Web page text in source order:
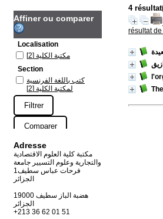
4
résultat
Affiner ou comparer
Localisation
مكتبة الكلية [2]
Section
كتب باللغة الفرنسية
لمكتبة الكلية [2]
Adresse
مكتبة كلية العلوم الاقتصادية
والتجارية وعلوم التسيير جامعة
فرحات عباس سطيف1
الجزائر
19000 هضبة الباز سطيف
+213 36 62 01 51